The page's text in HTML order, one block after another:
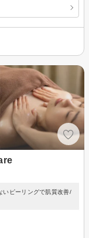
ピーリングで肌質改善/